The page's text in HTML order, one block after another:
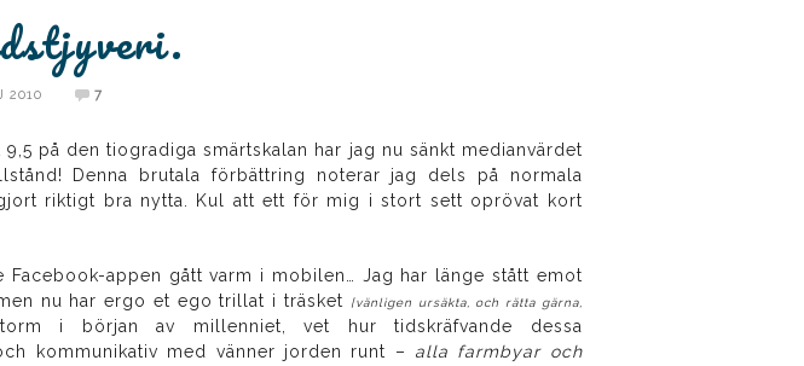
2010 7
på den tiogradiga smärtskalan har jag nu sänkt medianvärdet
Denna brutala förbättring noterar jag dels på normala
riktigt bra nytta. Kul att ett för mig i stort sett oprövat kort
appen gått varm i mobilen… Jag har länge stått emot
nu har ergo et ego trillat i träsket
[vänligen ursäkta, och rätta gärna,
i början av millenniet, vet hur tidskräfvande dessa
kommunikativ med vänner jorden runt – alla farmbyar och